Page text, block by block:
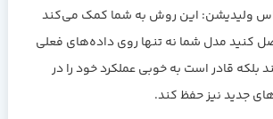
ولیدیشن: این روش به شما کمک می‌کند
کنید مدل شما نه تنها روی داده‌های فعلی
بلکه قادر است به خوبی عملکرد خود را در
جدید نیز حفظ کند.